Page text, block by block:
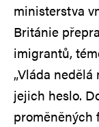
ministerstva
Británie
imigrantů,
„Vláda
jejich heslo.
proměněných